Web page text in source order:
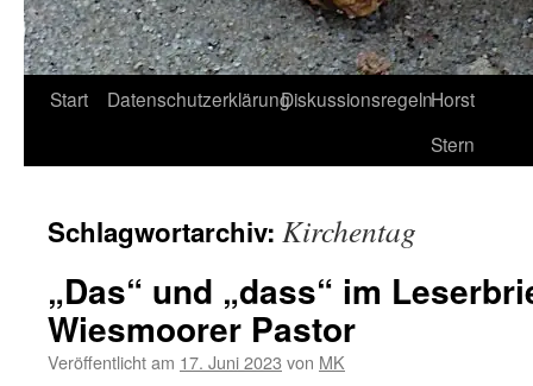
Start DatenschutzerklärungDiskussionsregelnHorst
Stern
Schlagwortarchiv: Kirchentag
„Das“ und „dass“ im
Wiesmoorer Pastor
Veröffentlicht am 17. Juni 2023 von MK